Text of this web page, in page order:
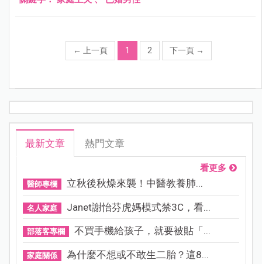
← 上一頁 1 2 下一頁 →
最新文章 熱門文章
看更多
醫師專欄 立秋後秋燥來襲！中醫教養肺...
名人家庭 Janet謝怡芬虎媽模式禁3C，看...
部落客專欄 不買手機給孩子，就要被貼「...
家庭關係 為什麼不想或不敢生二胎？這8...